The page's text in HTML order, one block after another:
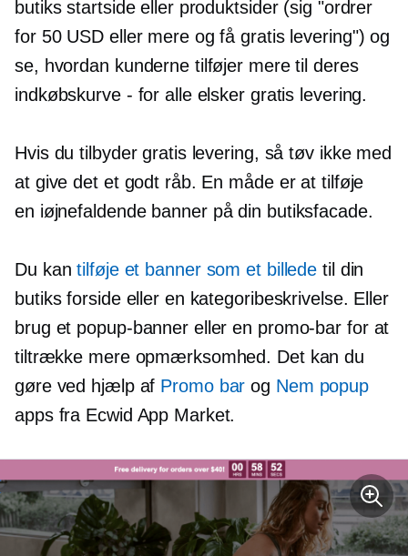
butiks startside eller produktsider (sig "ordrer
for 50 USD eller mere og få gratis levering") og
se, hvordan kunderne tilføjer mere til deres
indkøbskurve - for alle elsker gratis levering.
Hvis du tilbyder gratis levering, så tøv ikke med
at give det et godt råb. En måde er at tilføje
en iøjnefaldendebanner på din butiksfacade.
Du kantilføje et banner som et billede til din
butiks forside eller en kategoribeskrivelse. Eller
brug et popup-banner eller en promo-bar for at
tiltrække mere opmærksomhed. Det kan du
gøre ved hjælp af Promo bar og Nem popup
apps fra Ecwid App Market.